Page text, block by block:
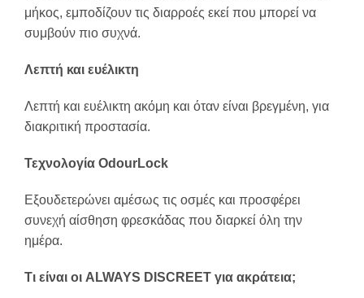
μήκος, εμποδίζουν τις διαρροές εκεί που μπορεί να
συμβούν πιο συχνά.
Λεπτή και ευέλικτη
Λεπτή και ευέλικτη ακόμη και όταν είναι βρεγμένη, για
διακριτική προστασία.
Τεχνολογία OdourLock
Εξουδετερώνει αμέσως τις οσμές και προσφέρει
συνεχή αίσθηση φρεσκάδας που διαρκεί όλη την
ημέρα.
Τι είναι οι ALWAYS DISCREET για ακράτεια;